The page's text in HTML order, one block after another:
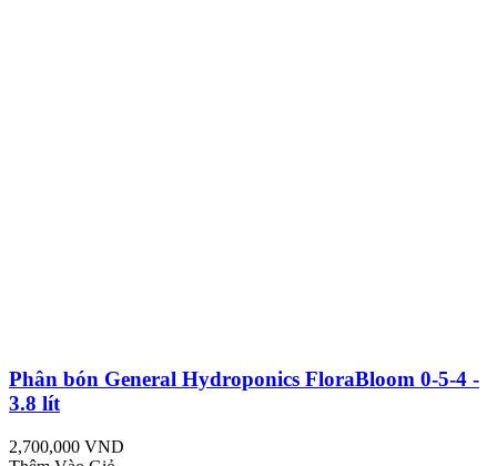
Phân bón General Hydroponics FloraBloom 0-5-4 -
3.8 lít
2,700,000 VND